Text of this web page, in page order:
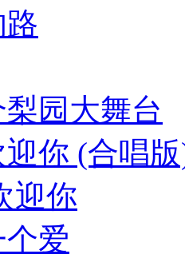
园大舞台
你 (合唱
迎你
爱